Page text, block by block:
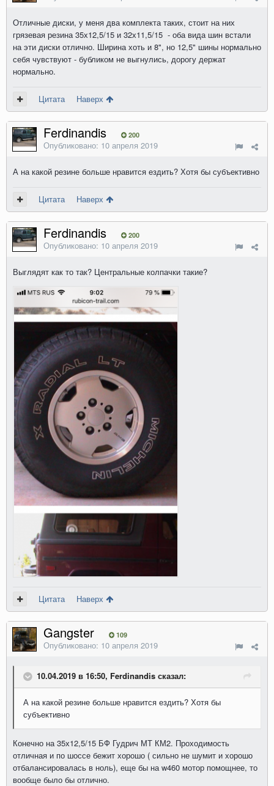
Отличные диски, у меня два комплекта таких, стоит на них
грязевая резина 35х12,5/15 и 32х11,5/15 - оба вида шин встали
на эти диски отлично. Ширина хоть и 8", но 12,5" шины нормально
себя чувствуют - бубликом не выгнулись, дорогу держат
нормально.
Цитата Наверх
Ferdinandis 200
Опубликовано: 10 апреля 2019
А на какой резине больше нравится ездить? Хотя бы субъективно
Цитата Наверх
Ferdinandis 200
Опубликовано: 10 апреля 2019
Выглядят как то так? Центральные колпачки такие?
Цитата Наверх
Gangster 109
Опубликовано: 10 апреля 2019
10.04.2019 в 16:50, Ferdinandis сказал:
А на какой резине больше нравится ездить? Хотя бы
субъективно
Конечно на 35х12,5/15 БФ Гудрич МТ КМ2. Проходимость
отличная и по шоссе бежит хорошо ( сильно не шумит и хорошо
отбалансировалась в ноль), еще бы на w460 мотор помощнее, то
вообще было бы отлично.